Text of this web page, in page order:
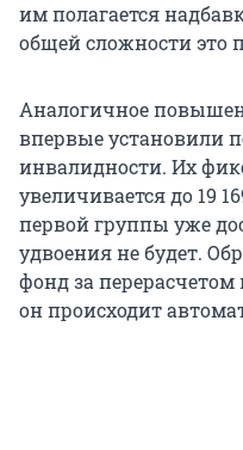
им полагается
общей сложности это
Аналогичное
впервые установили
инвалидности. Их
увеличивается до 19
первой группы уже
удвоения не будет.
фонд за
он происходит